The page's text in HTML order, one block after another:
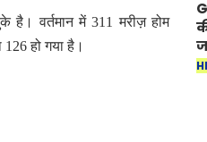
वर्तमान में 311 मरीज़ होम
हो गया है।